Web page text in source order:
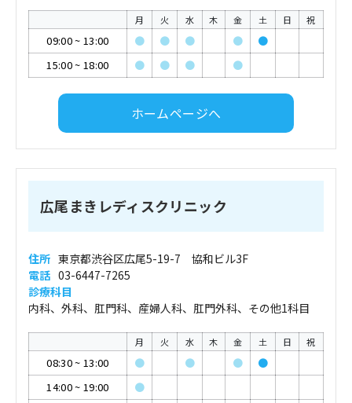
月 火 水 木 金 土 日 祝
09:00~ 13:00 ● ● ● ●
●
15:00~ 18:00 ● ● ● ●
ホームページへ
広尾まきレディスクリニック
住所 東京都渋谷区広尾5-19-7 協和ビル3F
電話 03-6447-7265
診療科目
内科、外科、肛門科、産婦人科、肛門外科、その他1科目
月 火 水 木 金 土 日 祝
08:30~ 13:00 ● ● ●
●
14:00~ 19:00
●